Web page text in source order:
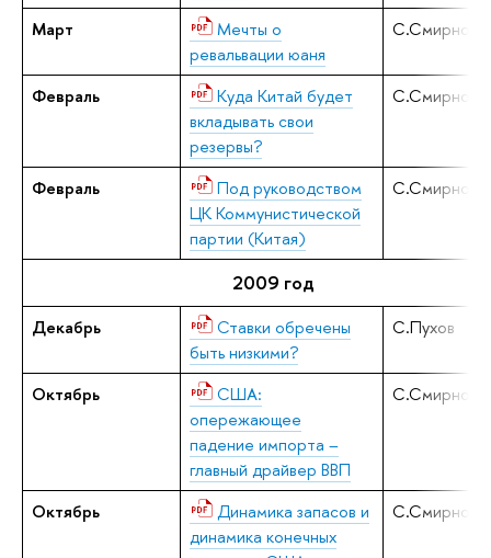
Март
Мечты о
ревальвации юаня
С.Смирнов
Февраль
Куда Китай будет
вкладывать свои
резервы?
С.Смирнов
Февраль
Под руководством
ЦК Коммунистической
партии (Китая)
С.Смирнов
2009 год
Декабрь
Ставки обречены
быть низкими?
С.Пухов
Октябрь
США:
опережающее
падение импорта –
главный драйвер ВВП
С.Смирнов
Октябрь
Динамика запасов и
динамика конечных
С.Смирнов